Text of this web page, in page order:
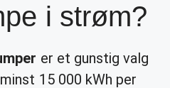
i strøm?
er et gunstig valg
minst 15 000 kWh per